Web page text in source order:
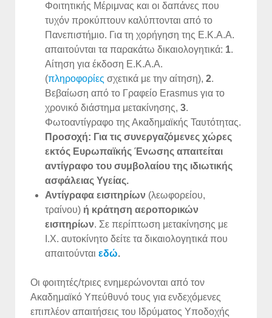
Φοιτητικής Μέριμνας και οι δαπάνες που
τυχόν προκύπτουν καλύπτονται από το
Πανεπιστήμιο. Για τη χορήγηση της Ε.Κ.Α.Α.
απαιτούνται τα παρακάτω δικαιολογητικά: 1.
Αίτηση για έκδοση Ε.Κ.Α.Α.
(πληροφορίες σχετικά με την αίτηση), 2.
Βεβαίωση από το Γραφείο Erasmus για το
χρονικό διάστημα μετακίνησης, 3.
Φωτοαντίγραφο της Ακαδημαϊκής Ταυτότητας.
Προσοχή: Για τις συνεργαζόμενες χώρες
εκτός Ευρωπαϊκής Ένωσης απαιτείται
αντίγραφο του συμβολαίου της ιδιωτικής
ασφάλειας Υγείας.
Αντίγραφα εισιτηρίων (λεωφορείου,
τραίνου) ή κράτηση αεροπορικών
εισιτηρίων. Σε περίπτωση μετακίνησης με
Ι.Χ. αυτοκίνητο δείτε τα δικαιολογητικά που
απαιτούνται εδώ.
Οι φοιτητές/τριες ενημερώνονται από τον
Ακαδημαϊκό Υπεύθυνό τους για ενδεχόμενες
επιπλέον απαιτήσεις του Ιδρύματος Υποδοχής